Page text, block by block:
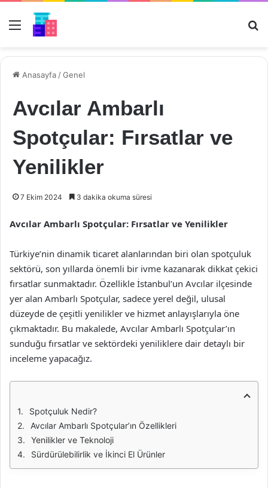
Menü
Anasayfa /Genel
Avcılar Ambarlı
Spotçular: Fırsatlar ve
Yenilikler
7 Ekim 2024 3 dakika okuma süresi
Avcılar Ambarlı Spotçular: Fırsatlar ve Yenilikler
Türkiye’nin dinamik ticaret alanlarından biri olan spotçuluk
sektörü, son yıllarda önemli bir ivme kazanarak dikkat çekici
fırsatlar sunmaktadır. Özellikle İstanbul’un Avcılar ilçesinde
yer alan Ambarlı Spotçular, sadece yerel değil, ulusal
düzeyde de çeşitli yenilikler ve hizmet anlayışlarıyla öne
çıkmaktadır. Bu makalede, Avcılar Ambarlı Spotçular’ın
sunduğu fırsatlar ve sektördeki yeniliklere dair detaylı bir
inceleme yapacağız.
Spotçuluk Nedir?
Avcılar Ambarlı Spotçular’ın Özellikleri
Yenilikler ve Teknoloji
Sürdürülebilirlik ve İkinci El Ürünler